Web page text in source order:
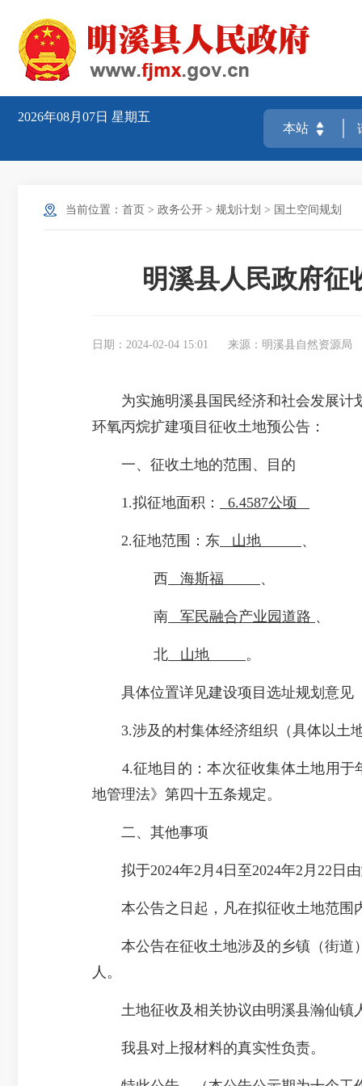
2026年08月07日 星期五
当前位置： 首页 > 政务公开 > 规划计划 > 国土空间规划
明溪县人民政府征
日期：2024-02-04 15:01 来源：明溪县自然资源局
为实施明溪县国民经济和社会发展计划
环氧丙烷扩建项目征收土地预公告：
一、征收土地的范围、目的
1.拟征地面积： 6.4587公顷
2.征地范围：东 山地 、
西 海斯福 、
南 军民融合产业园道路 、
北 山地 。
具体位置详见建设项目选址规划意见（
3.涉及的村集体经济组织（具体以土地
4.征地目的：本次征收集体土地用于
地管理法》第四十五条规定。
二、其他事项
拟于2024年2月4日至2024年2月22日由
本公告之日起，凡在拟征收土地范围
本公告在征收土地涉及的乡镇（街道
人。
土地征收及相关协议由明溪县瀚仙镇人
我县对上报材料的真实性负责。